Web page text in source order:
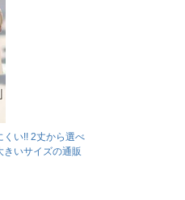
くい!! 2丈から選べ
きいサイズの通販